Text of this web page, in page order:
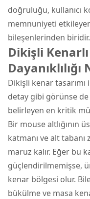
doğruluğu, kullanıcı
memnuniyeti
bileşenlerinden biridir.
Dikişli
Dayanıklılığı
Dikişli kenar
detay gibi görünse
belirleyen en kritik
Bir mouse altlığının
katmanı ve alt tabanı
maruz kalır. Eğer bu
güçlendirilmemişse,
kenar bölgesi olur.
bükülme ve masa